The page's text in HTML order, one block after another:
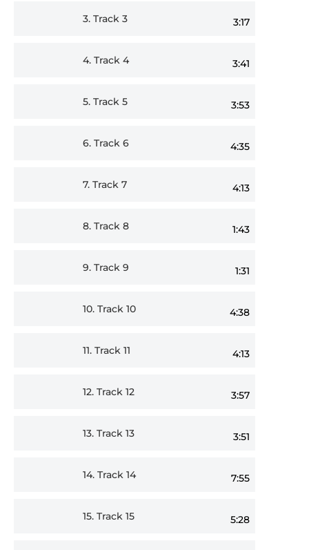
3. Track 3 3:17
4. Track 4 3:41
5. Track 5 3:53
6. Track 6 4:35
7. Track 7 4:13
8. Track 8 1:43
9. Track 9 1:31
10. Track 10 4:38
11. Track 11 4:13
12. Track 12 3:57
13. Track 13 3:51
14. Track 14 7:55
15. Track 15 5:28